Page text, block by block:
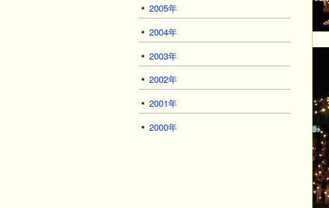
2005年
2004年
2003年
2002年
2001年
2000年